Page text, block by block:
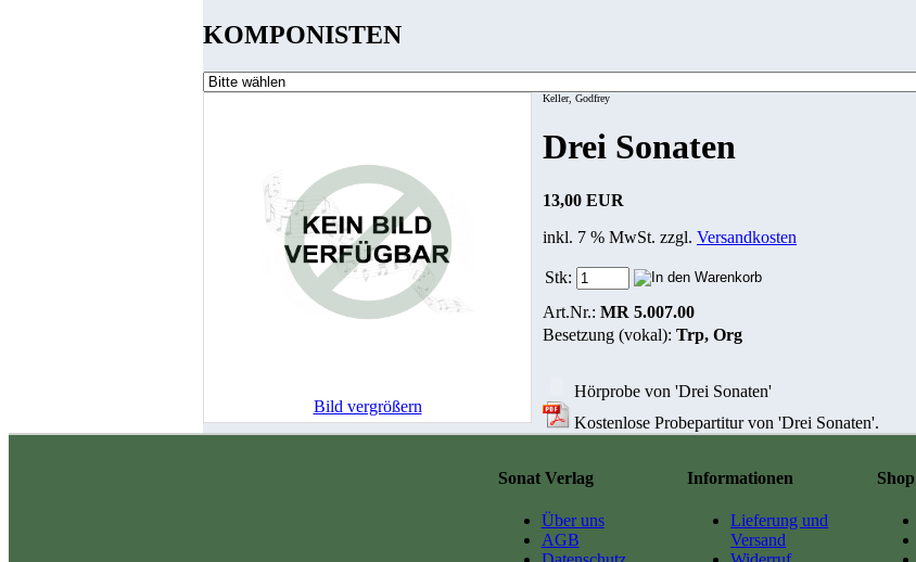
KOMPONISTEN
Bild vergrößern
Keller, Godfrey
Drei Sonaten
13,00 EUR
inkl. 7 % MwSt. zzgl. Versandkosten
Stk:
Art.Nr.: MR 5.007.00
Besetzung (vokal): Trp, Org
Hörprobe von 'Drei Sonaten'
Kostenlose Probepartitur von 'Drei Sonaten'.
Shop
Informationen
Lieferung und
Versand
Sonat Verlag
Über uns
AGB